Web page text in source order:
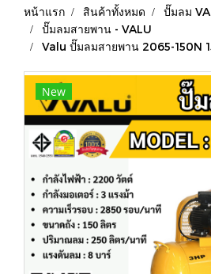
หน้าแรก สินค้าทั้งหมด
ปั๊มลม
ปั๊มลมสายพาน - VALU
Valu ปั๊มลมสายพาน 2065-150N
New